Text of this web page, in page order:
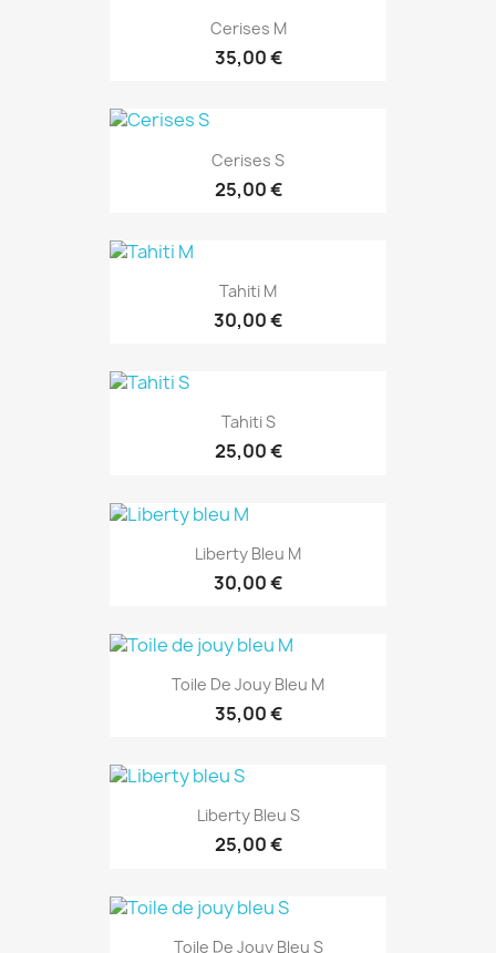
Cerises M
35,00 €
Cerises S
25,00 €
Tahiti M
30,00 €
Tahiti S
25,00 €
Liberty Bleu M
30,00 €
Toile De Jouy Bleu M
35,00 €
Liberty Bleu S
25,00 €
Toile De Jouy Bleu S